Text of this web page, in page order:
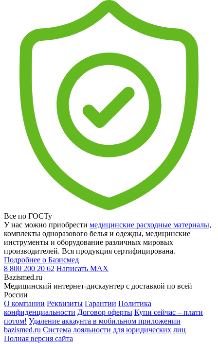
Все по ГОСТу
У нас можно приобрести медицинские расходные материалы,
комплекты одноразового белья и одежды, медицинские
инструменты и оборудование различных мировых
производителей. Вся продукция сертифицирована.
Подробнее о Базисмед
8 800 200 20 62 Написать MAX
Bazismed.ru
Медицинский интернет-дискаунтер с доставкой по всей
России
О компании Реквизиты Гарантии Политика
конфиденциальности Договор оферты Купи сейчас – плати
потом! Удаление аккаунта в мобильном приложении
bazismed.ru Система лояльности для юридических лиц
Полная версия сайта